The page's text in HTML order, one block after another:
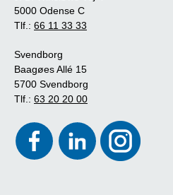
5000 Odense C
Tlf.: 66 11 33 33
Svendborg
Baagøes Allé 15
5700 Svendborg
Tlf.: 63 20 20 00